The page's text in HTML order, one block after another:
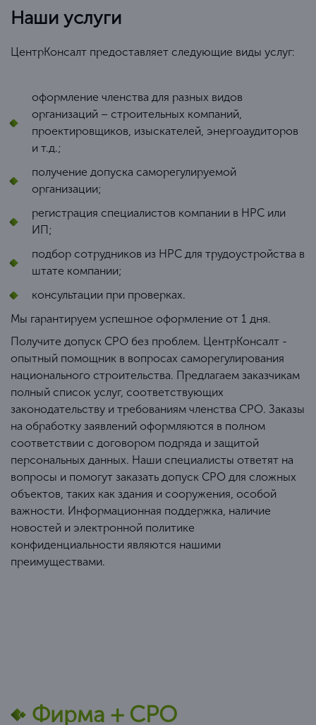
Наши услуги
ЦентрКонсалт предоставляет следующие виды услуг:
оформление членства для разных видов
организаций – строительных компаний,
проектировщиков, изыскателей, энергоаудиторов
и т.д.;
получение допуска саморегулируемой
организации;
регистрация специалистов компании в НРС или
ИП;
подбор сотрудников из НРС для трудоустройства в
штате компании;
консультации при проверках.
Мы гарантируем успешное оформление от 1 дня.
Получите допуск СРО без проблем. ЦентрКонсалт -
опытный помощник в вопросах саморегулирования
национального строительства. Предлагаем заказчикам
полный список услуг, соответствующих
законодательству и требованиям членства СРО. Заказы
на обработку заявлений оформляются в полном
соответствии с договором подряда и защитой
персональных данных. Наши специалисты ответят на
вопросы и помогут заказать допуск СРО для сложных
объектов, таких как здания и сооружения, особой
важности. Информационная поддержка, наличие
новостей и электронной политике
конфиденциальности являются нашими
преимуществами.
Фирма + СРО